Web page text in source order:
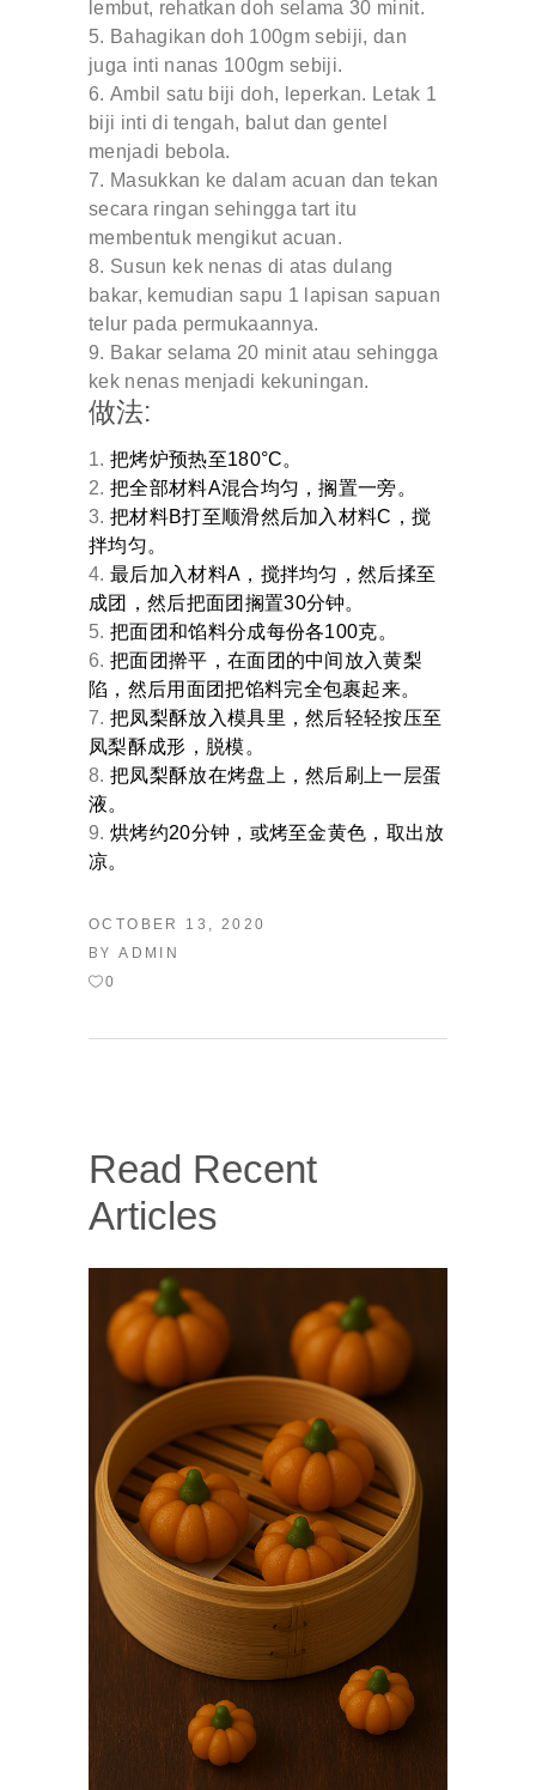
lembut, rehatkan doh selama 30 minit.
Bahagikan doh 100gm sebiji, dan
juga inti nanas 100gm sebiji.
Ambil satu biji doh, leperkan. Letak 1
biji inti di tengah, balut dan gentel
menjadi bebola.
Masukkan ke dalam acuan dan tekan
secara ringan sehingga tart itu
membentuk mengikut acuan.
Susun kek nenas di atas dulang
bakar, kemudian sapu 1 lapisan sapuan
telur pada permukaannya.
Bakar selama 20 minit atau sehingga
kek nenas menjadi kekuningan.
做法:
把烤炉预热至180°C。
把全部材料A混合均匀，搁置一旁。
把材料B打至顺滑然后加入材料C，搅
拌均匀。
最后加入材料A，搅拌均匀，然后揉至
成团，然后把面团搁置30分钟。
把面团和馅料分成每份各100克。
把面团擀平，在面团的中间放入黄梨
陷，然后用面团把馅料完全包裹起来。
把凤梨酥放入模具里，然后轻轻按压至
凤梨酥成形，脱模。
把凤梨酥放在烤盘上，然后刷上一层蛋
液。
烘烤约20分钟，或烤至金黄色，取出放
凉。
OCTOBER 13, 2020
BYADMIN
0
Read Recent
Articles